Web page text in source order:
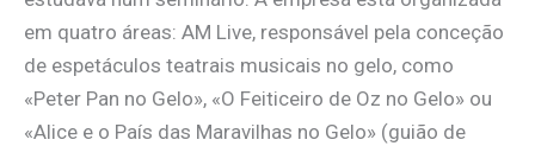
em quatro áreas: AM Live, responsável pela conceção
de espetáculos teatrais musicais no gelo, como
«Peter Pan no Gelo», «O Feiticeiro de Oz no Gelo» ou
«Alice e o País das Maravilhas no Gelo» (guião de